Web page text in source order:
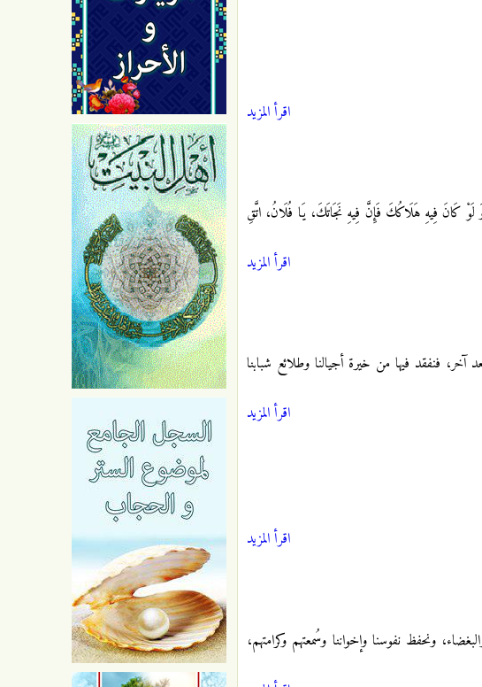
اقرأ المزيد
كَانَ فِيهِ هَلَاكُكَ فَإِنَّ فِيهِ نَجَاتَكَ، يَا فُلَانُ، اتَّقِ
اقرأ المزيد
آخر، فنفقد فيها من خيرة أجيالنا وطلائع شبابنا
اقرأ المزيد
اقرأ المزيد
ونحفظ نفوسنا وإخواننا وسُمعتهم وكرامتهم،